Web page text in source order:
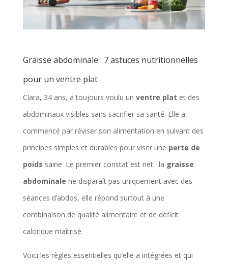
Graisse abdominale : 7 astuces nutritionnelles
pour un ventre plat
Clara, 34 ans, a toujours voulu un ventre plat et des
abdominaux visibles sans sacrifier sa santé. Elle a
commencé par réviser son alimentation en suivant des
principes simples et durables pour viser une perte de
poids saine. Le premier constat est net : la graisse
abdominale ne disparaît pas uniquement avec des
séances d’abdos, elle répond surtout à une
combinaison de qualité alimentaire et de déficit
calorique maîtrisé.
Voici les règles essentielles qu’elle a intégrées et qui